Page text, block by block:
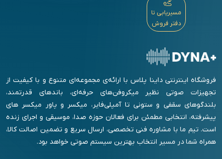
مسیریابی تا
دفتر فروش
فروشگاه اینترنتی داینا پلاس با ارائه‌ی مجموعه‌ای متنوع و با کیفیت از
تجهیزات صوتی نظیر میکروفن‌های حرفه‌ای، باندهای قدرتمند،
بلندگوهای سقفی و ستونی تا آمپلی‌فایر، میکسر و پاور میکسر های
پیشرفته، انتخابی مطمئن برای فعالان حوزه صدا، موسیقی و اجرای زنده
است. تیم ما با مشاوره فنی تخصصی، ارسال سریع و تضمین اصالت کالا،
همراه شما در مسیر انتخاب بهترین سیستم صوتی خواهد بود.